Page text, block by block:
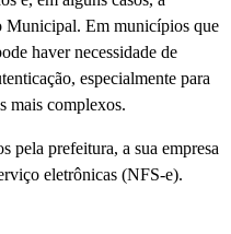
Municipal. Em municípios que
haver necessidade de
especialmente para
mais complexos.
pela prefeitura, a sua empresa
eletrônicas (NFS-e).